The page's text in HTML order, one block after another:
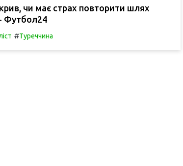
чи має страх повторити шлях
Футбол24
#Туреччина